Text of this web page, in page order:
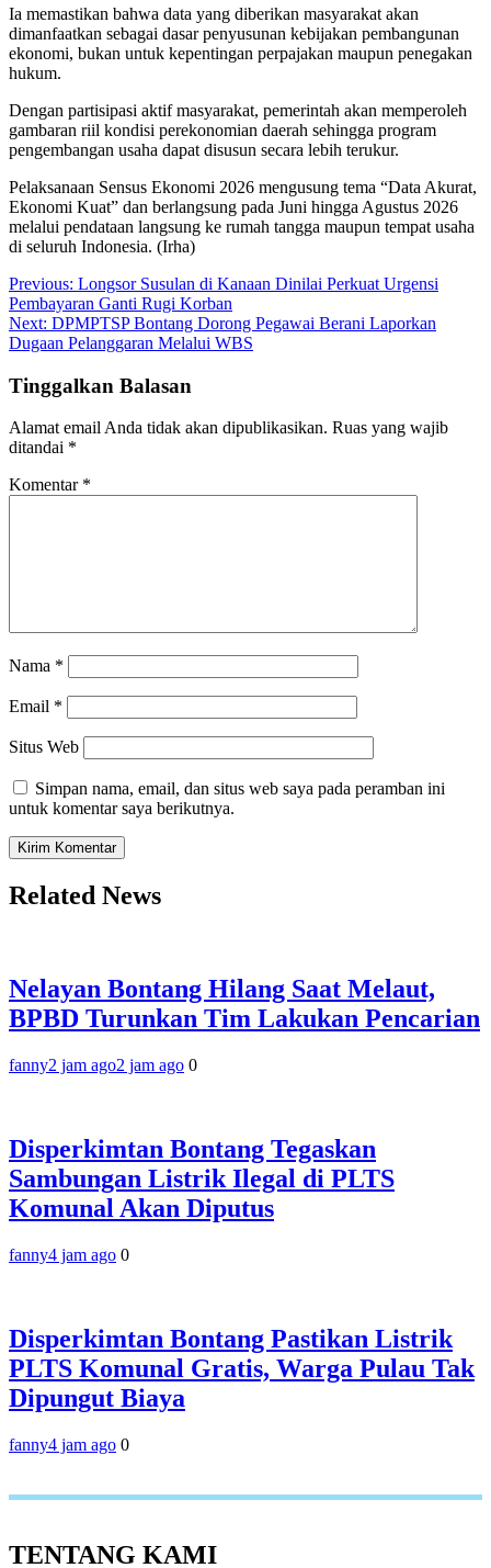
Ia memastikan bahwa data yang diberikan masyarakat akan
dimanfaatkan sebagai dasar penyusunan kebijakan pembangunan
ekonomi, bukan untuk kepentingan perpajakan maupun penegakan
hukum.
Dengan partisipasi aktif masyarakat, pemerintah akan memperoleh
gambaran riil kondisi perekonomian daerah sehingga program
pengembangan usaha dapat disusun secara lebih terukur.
Pelaksanaan Sensus Ekonomi 2026 mengusung tema “Data Akurat,
Ekonomi Kuat” dan berlangsung pada Juni hingga Agustus 2026
melalui pendataan langsung ke rumah tangga maupun tempat usaha
di seluruh Indonesia. (Irha)
Navigasi
pos
Previous: Longsor Susulan di Kanaan Dinilai Perkuat Urgensi
Pembayaran Ganti Rugi Korban
Next: DPMPTSP Bontang Dorong Pegawai Berani Laporkan
Dugaan Pelanggaran Melalui WBS
Tinggalkan Balasan
Alamat email Anda tidak akan dipublikasikan. Ruas yang wajib
ditandai *
Komentar *
Nama *
Email *
Situs Web
Simpan nama, email, dan situs web saya pada peramban ini
untuk komentar saya berikutnya.
Related News
Nelayan Bontang Hilang Saat Melaut,
BPBD Turunkan Tim Lakukan Pencarian
fanny2 jam ago2 jam ago 0
Disperkimtan Bontang Tegaskan
Sambungan Listrik Ilegal di PLTS
Komunal Akan Diputus
fanny4 jam ago 0
Disperkimtan Bontang Pastikan Listrik
PLTS Komunal Gratis, Warga Pulau Tak
Dipungut Biaya
fanny4 jam ago 0
TENTANG KAMI